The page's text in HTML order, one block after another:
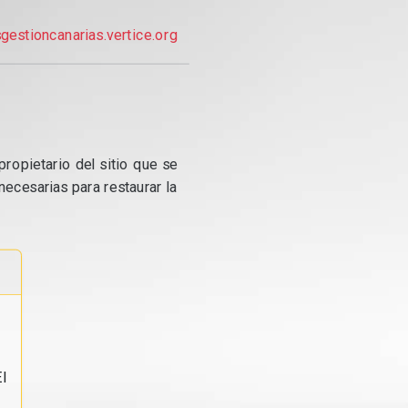
del sitio que se
para restaurar la